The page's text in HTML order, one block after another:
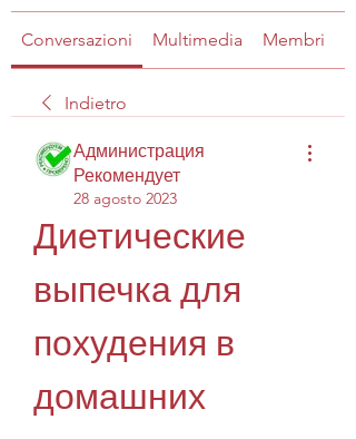
Conversazioni Multimedia Membri
Indietro
Администрация
Рекомендует
28 agosto 2023
Диетические
выпечка для
похудения в
домашних